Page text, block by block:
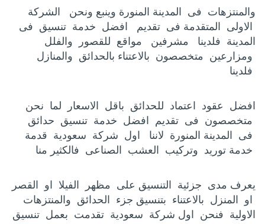
والمنتزهات فى المدينة المنورة وينبع ونحن الشركة
الاولى المتقدمة فى تقديم افضل خدمة تنسيق فى
المدينة فلدينا مشرفين مواقع للقصور والفلل
ومزارعين متخصصون بالاعتناء بالحدائق والمنازل
فلدينا
افضل عقود اعتماد للحدائق باقل الاسعار لما نحن
متخصصون فى تقديم افضل خدمة تنسيق حدائق
فى المدينة المنورة لاننا اول شركة سعودية قدمة
خدمة توريد وتركيب العشب الصناعى فالكثير منا
يعرف مدى جزئية التنسيق على مظهر الفيلا او القصر
او المنزل بالاعتناء بتنسيق جزء الحدائق والمنتزهات
الاولية فنحن اول شركة سعودية تقدمت بعمل تنسيق